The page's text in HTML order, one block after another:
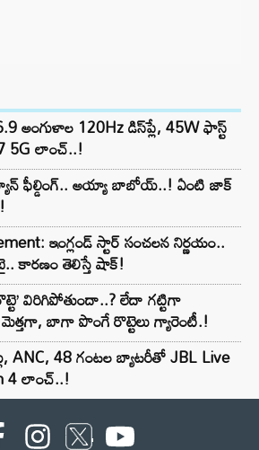
అంగుళాల 120Hz డిస్‌ప్లే, 45W ఫాస్ట్
5G లాంచ్..!
ఫీల్డింగ్.. అయ్యా బాబోయ్..! ఏంటి జాక్
ఇంగ్లండ్ స్టార్ సంచలన నిర్ణయం..
కారణం తెలిస్తే షాక్!
విరిగిపోతుందా..? లేదా గట్టిగా
బాగా పొంగే రొట్టెలు గ్యారెంటీ.!
ANC, 48 గంటల బ్యాటరీతో JBL Live
4 లాంచ్..!